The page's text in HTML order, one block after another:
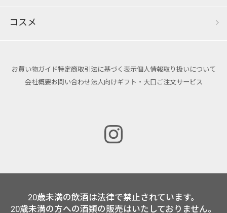
コスメ
お買い物ガイド特定商取引法に基づく表示個人情報取り扱いについて
会社概要お問い合わせ法人向けギフト・大口ご注文サービス
20歳未満の飲酒は法律で禁止されています。
20歳未満の方への酒類の販売はいたしておりません。